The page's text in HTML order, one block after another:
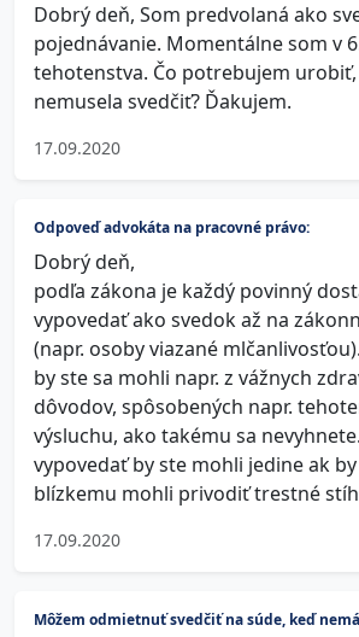
Dobrý deň, Som predvolaná ako
pojednávanie. Momentálne som v
tehotenstva. Čo potrebujem
nemusela svedčiť? Ďakujem.
17.09.2020
Odpoveď advokáta na pracovné právo:
Dobrý deň,
podľa zákona je každý povinný
vypovedať ako svedok až na
(napr. osoby viazané
by ste sa mohli napr. z vážnych
dôvodov, spôsobených napr.
výsluchu, ako takému sa
vypovedať by ste mohli jedine ak
blízkemu mohli privodiť trestné
17.09.2020
Môžem odmietnuť svedčiť na súde, keď